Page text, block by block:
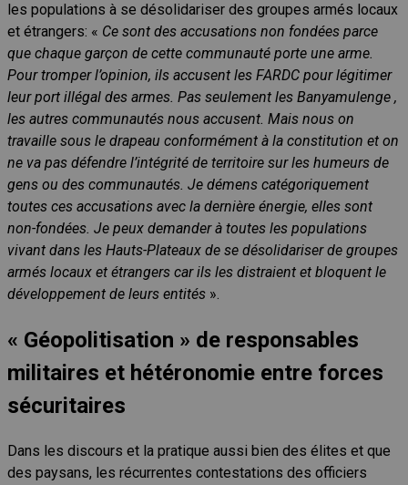
les populations à se désolidariser des groupes armés locaux
et étrangers: « Ce sont des accusations non fondées parce
que chaque garçon de cette communauté porte une arme.
Pour tromper l’opinion, ils accusent les FARDC pour légitimer
leur port illégal des armes. Pas seulement les Banyamulenge ,
les autres communautés nous accusent. Mais nous on
travaille sous le drapeau conformément à la constitution et on
ne va pas défendre l’intégrité de territoire sur les humeurs de
gens ou des communautés. Je démens catégoriquement
toutes ces accusations avec la dernière énergie, elles sont
non-fondées. Je peux demander à toutes les populations
vivant dans les Hauts-Plateaux de se désolidariser de groupes
armés locaux et étrangers car ils les distraient et bloquent le
développement de leurs entités ».
« Géopolitisation » de responsables
militaires et hétéronomie entre forces
sécuritaires
Dans les discours et la pratique aussi bien des élites et que
des paysans, les récurrentes contestations des officiers